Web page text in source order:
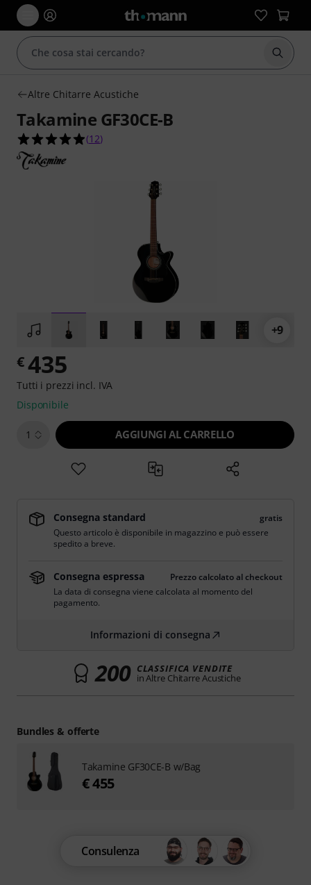
Altre Chitarre Acustiche
Takamine GF30CE-B
4.9 su 5 stelle su 12 valutazioni dei clienti
(12)
+9
€435
Tutti i prezzi incl. IVA
Disponibile
1 AGGIUNGI AL CARRELLO
Consegna standard
gratis
Questo articolo è disponibile in magazzino e può essere
spedito a breve.
Consegna espressa
Prezzo calcolato al checkout
La data di consegna viene calcolata al momento del
pagamento.
Informazioni di consegna
200 CLASSIFICA VENDITE
in Altre Chitarre Acustiche
Consulenza
Bundles & offerte
Takamine GF30CE-B w/Bag
€ 455